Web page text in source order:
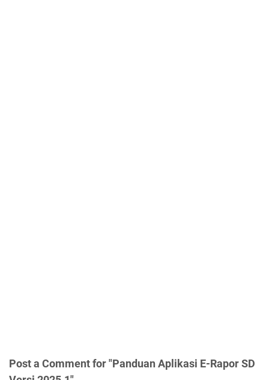
Post a Comment for "Panduan Aplikasi E-Rapor SD